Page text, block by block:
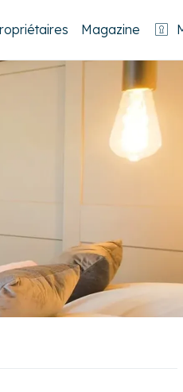
Magazine